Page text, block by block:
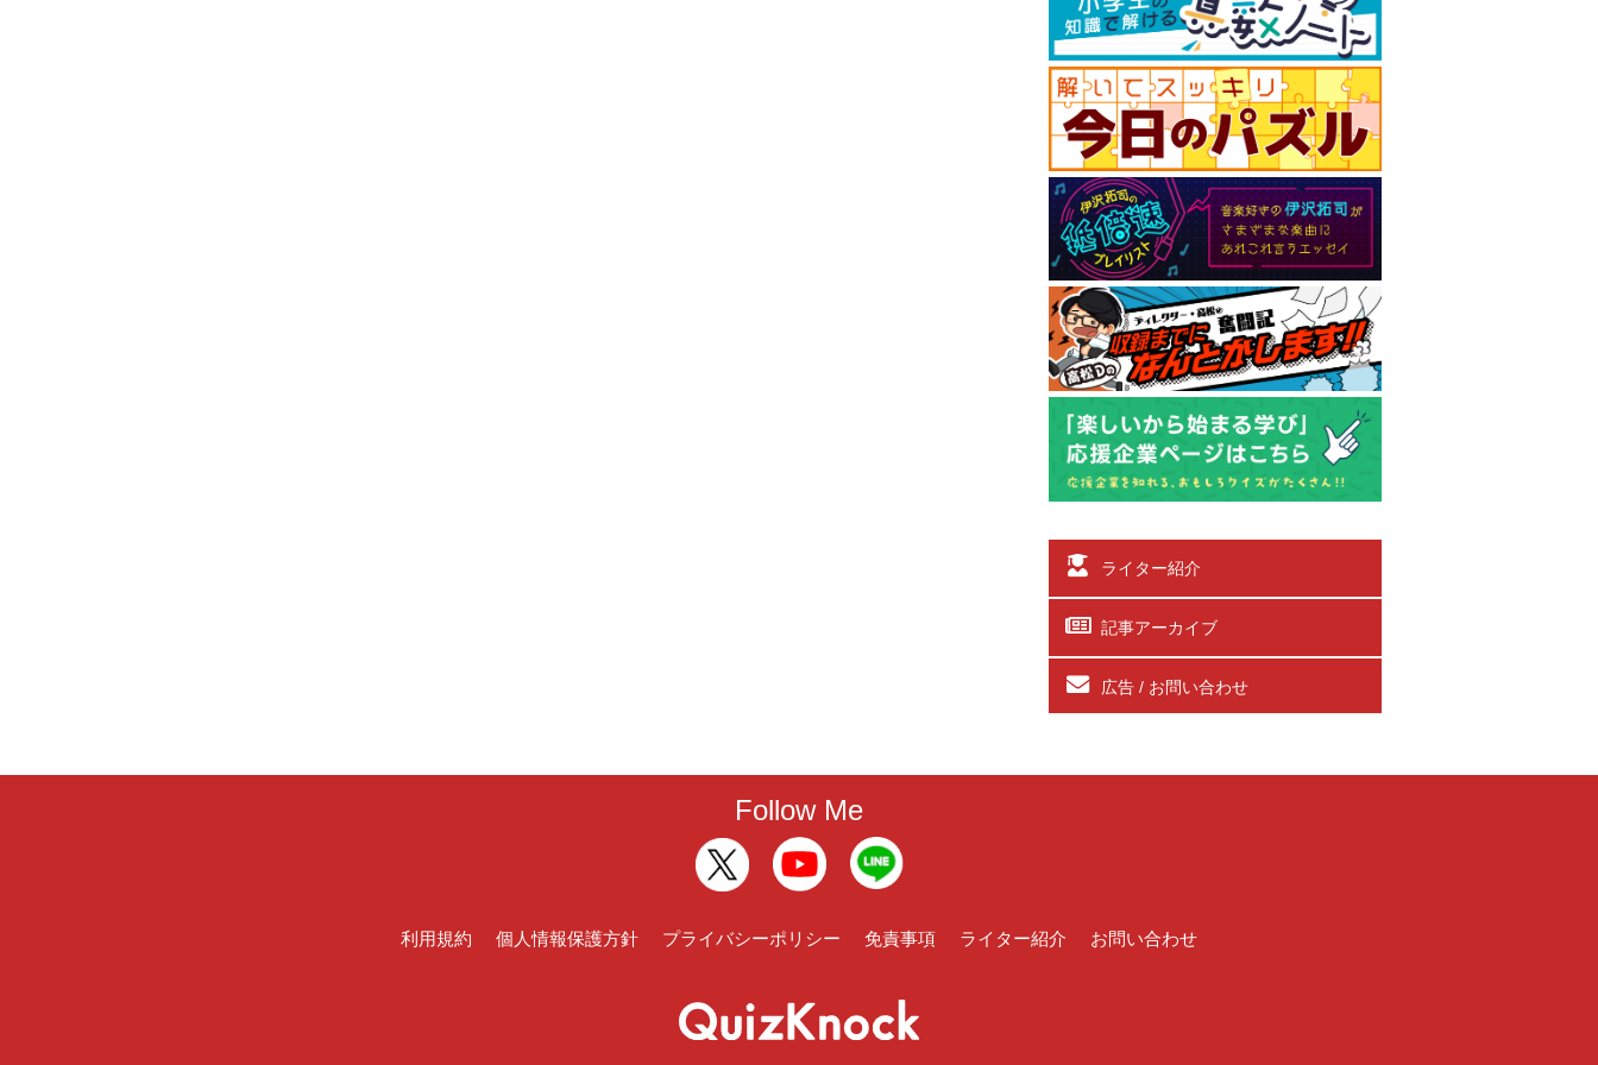
ライター紹介
記事アーカイブ
広告 / お問い合わせ
Follow Me
利用規約 個人情報保護方針 プライバシーポリシー 免責事項 ライター紹介 お問い合わせ